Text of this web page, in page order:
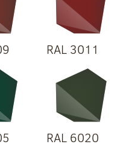
RAL 3011
RAL 6020